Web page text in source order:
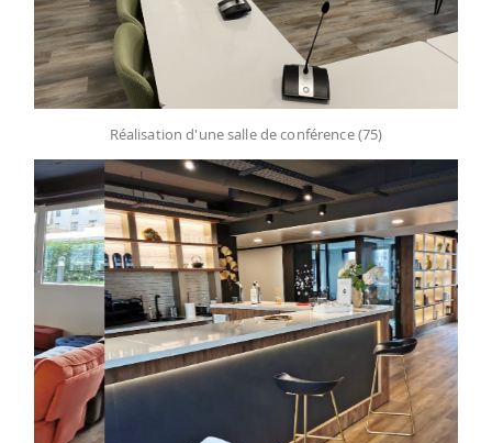
Réalisation d'une salle de conférence (75)